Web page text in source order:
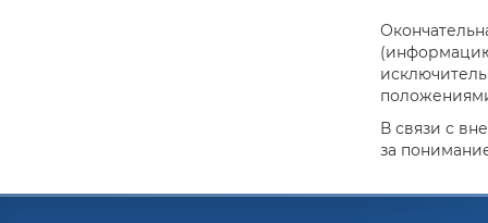
(информацию
В связи с
за